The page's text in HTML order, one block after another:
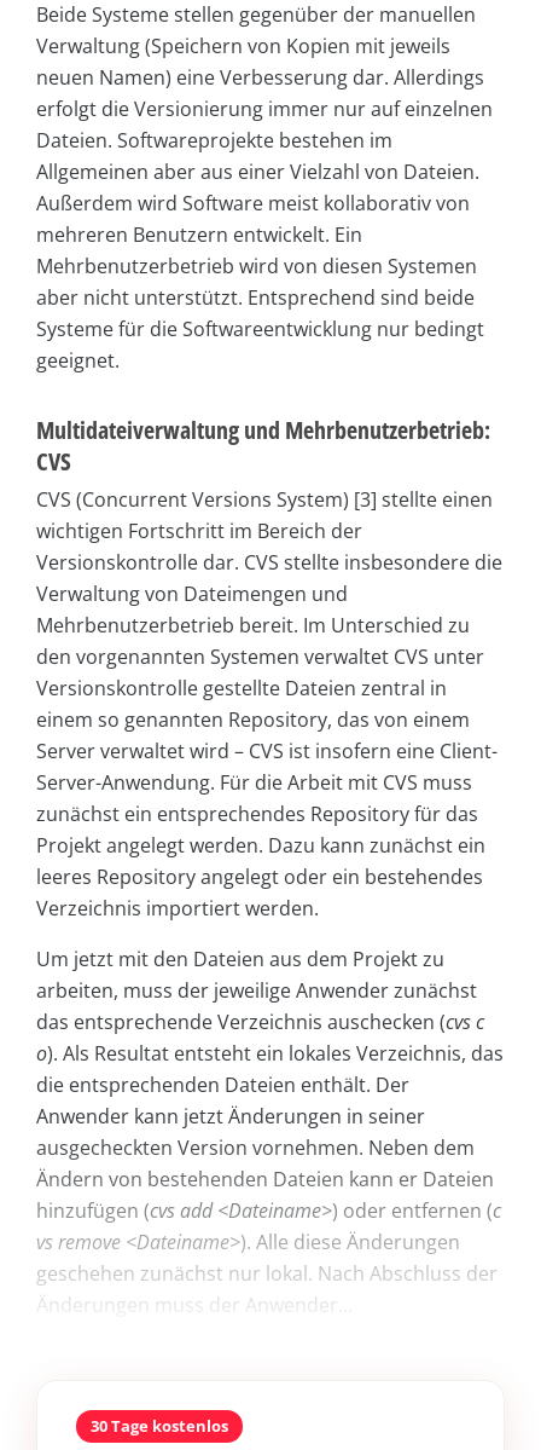
Beide Systeme stellen gegenüber der manuellen
Verwaltung (Speichern von Kopien mit jeweils
neuen Namen) eine Verbesserung dar. Allerdings
erfolgt die Versionierung immer nur auf einzelnen
Dateien. Softwareprojekte bestehen im
Allgemeinen aber aus einer Vielzahl von Dateien.
Außerdem wird Software meist kollaborativ von
mehreren Benutzern entwickelt. Ein
Mehrbenutzerbetrieb wird von diesen Systemen
aber nicht unterstützt. Entsprechend sind beide
Systeme für die Softwareentwicklung nur bedingt
geeignet.
Multidateiverwaltung und Mehrbenutzerbetrieb:
CVS
CVS (Concurrent Versions System) [3] stellte einen
wichtigen Fortschritt im Bereich der
Versionskontrolle dar. CVS stellte insbesondere die
Verwaltung von Dateimengen und
Mehrbenutzerbetrieb bereit. Im Unterschied zu
den vorgenannten Systemen verwaltet CVS unter
Versionskontrolle gestellte Dateien zentral in
einem so genannten Repository, das von einem
Server verwaltet wird – CVS ist insofern eine Client-
Server-Anwendung. Für die Arbeit mit CVS muss
zunächst ein entsprechendes Repository für das
Projekt angelegt werden. Dazu kann zunächst ein
leeres Repository angelegt oder ein bestehendes
Verzeichnis importiert werden.
Um jetzt mit den Dateien aus dem Projekt zu
arbeiten, muss der jeweilige Anwender zunächst
das entsprechende Verzeichnis auschecken (cvs c
o). Als Resultat entsteht ein lokales Verzeichnis, das
die entsprechenden Dateien enthält. Der
Anwender kann jetzt Änderungen in seiner
ausgecheckten Version vornehmen. Neben dem
Ändern von bestehenden Dateien kann er Dateien
hinzufügen (cvs add <Dateiname>) oder entfernen (c
vs remove <Dateiname>). Alle diese Änderungen
geschehen zunächst nur lokal. Nach Abschluss der
Änderungen muss der Anwender...
30 Tage kostenlos